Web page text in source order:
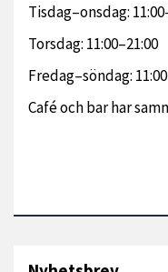
Tisdag–onsdag:
Torsdag: 11:00–21:00
Fredag–söndag:
Café och bar har